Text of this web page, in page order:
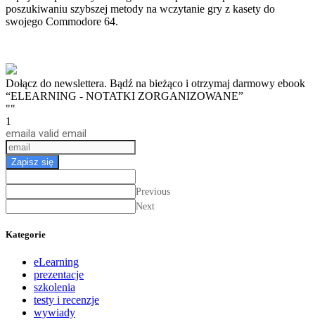
poszukiwaniu szybszej metody na wczytanie gry z kasety do
swojego Commodore 64.
Dołącz do newslettera. Bądź na bieżąco i otrzymaj darmowy ebook
“ELEARNING - NOTATKI ZORGANIZOWANE”
""
1
email a valid email
Zapisz się
Previous
Next
Kategorie
eLearning
prezentacje
szkolenia
testy i recenzje
wywiady